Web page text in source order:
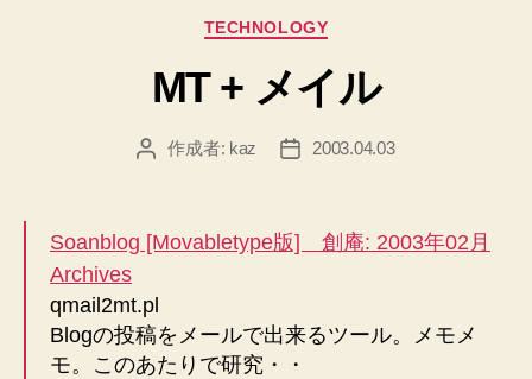
カ
ゴ
リ
TECHNOLOGY
MT + メイル
投
作成者: kaz
投
2003.04.03
Soanblog [Movabletype版] 創庵: 2003年02月
Archives
qmail2mt.pl
Blogの投稿をメールで出来るツール。メモメ
モ。このあたりで研究・・